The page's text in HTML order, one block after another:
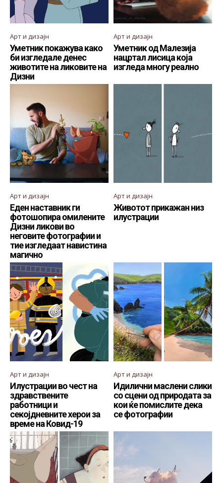
Арт и дизајн
Уметник покажува како
би изгледале денес
животите на ликовите на
Дизни
Арт и дизајн
Уметник од Малезија
нацртал лисица која
изгледа многу реално
Арт и дизајн
Еден наставник ги
фотошопира омилените
Дизни ликови во
неговите фотографии и
тие изгледаат навистина
магично
Арт и дизајн
Животот прикажан низ
илустрации
Арт и дизајн
Илустрации во чест на
здравствените
работници и
секојдневните херои за
време на Ковид-19
Арт и дизајн
Идилични маслени слики
со сцени од природата за
кои ќе помислите дека
се фотографии